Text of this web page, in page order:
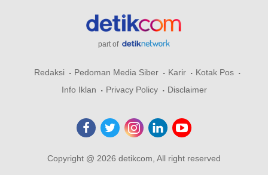
part of
Redaksi Pedoman Media Siber Karir
Kotak Pos
Info Iklan
Privacy Policy Disclaimer
Copyright @ 2026 detikcom, All right reserved